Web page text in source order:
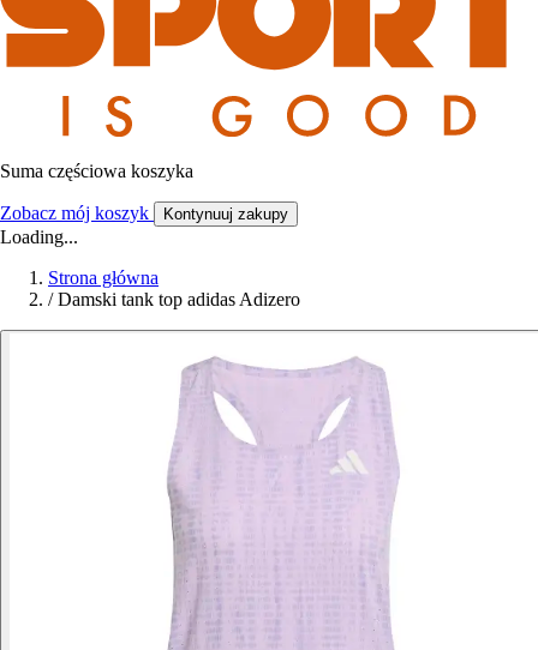
Suma częściowa koszyka
Zobacz mój koszyk Kontynuuj zakupy
Loading...
Strona główna
/ Damski tank top adidas Adizero